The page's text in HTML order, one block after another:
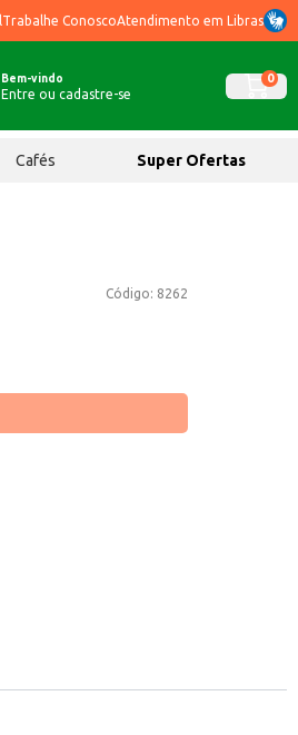
Trabalhe ConoscoAtendimento em Libras
Bem-vindo
Entre ou cadastre-se
0
Cafés Super Ofertas
Código: 8262